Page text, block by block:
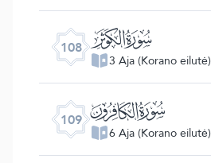
108 ﰙ
3 Aja (Korano eilutė)
109 ﰚ
6 Aja (Korano eilutė)